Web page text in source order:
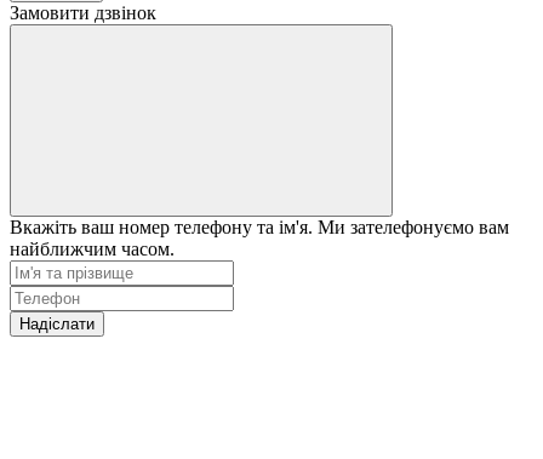
Замовити дзвінок
Вкажіть ваш номер телефону та ім'я. Ми зателефонуємо вам
найближчим часом.
Надіслати